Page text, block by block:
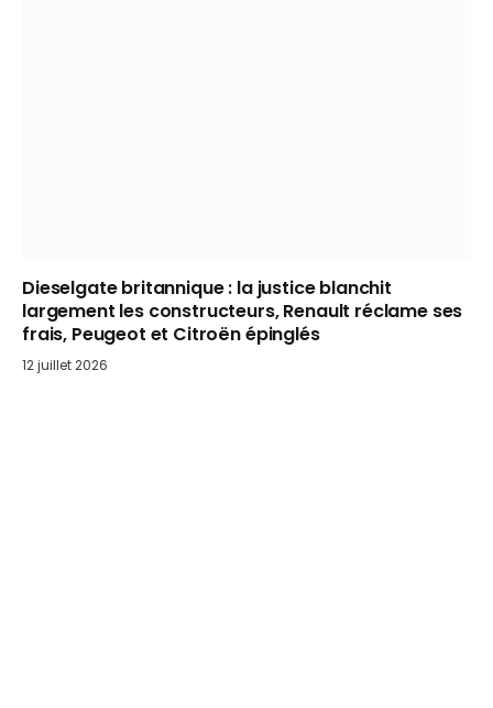
Dieselgate britannique : la justice blanchit
largement les constructeurs, Renault réclame ses
frais, Peugeot et Citroën épinglés
12 juillet 2026